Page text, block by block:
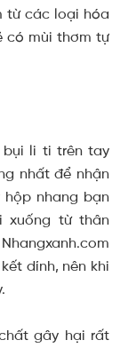
từ các loại hóa
có mùi thơm tự
bụi li ti trên tay
nhất để nhận
nhang bạn
xuống từ thân
dính, nên khi
gây hại rất